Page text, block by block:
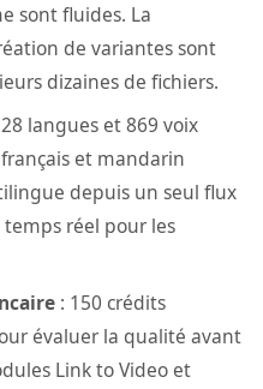
sont fluides. La
de variantes sont
dizaines de fichiers.
langues et 869 voix
et mandarin
depuis un seul flux
réel pour les
: 150 crédits
évaluer la qualité avant
Link to Video et